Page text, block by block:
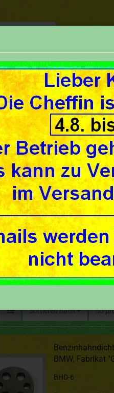
TELEFON SUCHE
» Benzinhahn-Teile (parts f fuel
Sortieren nach 50
BMW, Fabrikat
BHD-6